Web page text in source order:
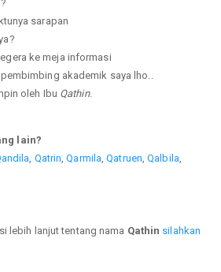
sarapan
ke meja informasi
akademik saya lho..
oleh Ibu Qathin.
lain?
Qatrin ,Qarmila ,Qatruen ,Qalbila
lebih lanjut tentang nama Qathin silahkan